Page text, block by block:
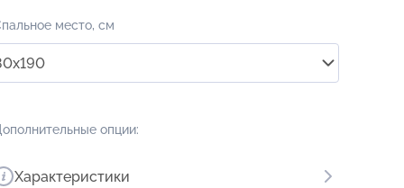
место, см
опции:
Характеристики